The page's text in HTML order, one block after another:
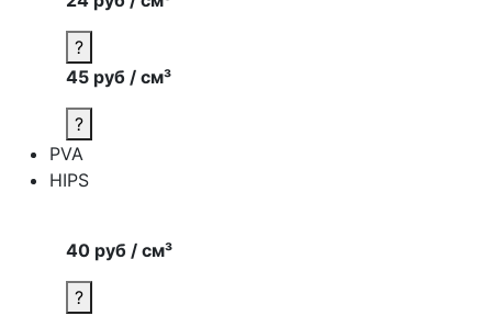
?
45 руб / см³
?
PVA
HIPS
40 руб / см³
?